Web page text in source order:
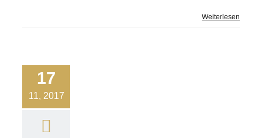
Weiterlesen
17
11, 2017